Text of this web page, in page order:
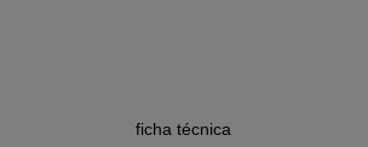
ficha técnica